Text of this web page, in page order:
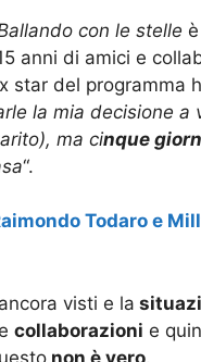
con le stelle è
anni di amici e
star del programma
la mia decisione a
ma cinque
“.
Todaro e
visti e la
collaborazioni e
non è vero.